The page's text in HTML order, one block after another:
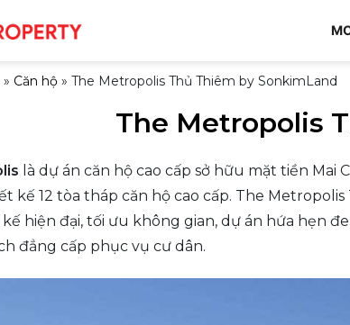
» Căn hộ » The Metropolis Thủ Thiêm by SonkimLand
The Metropolis
là dự án căn hộ cao cấp sở hữu mặt tiền
kế 12 tòa tháp căn hộ cao cấp. The
hiện đại, tối ưu không gian, dự án hứa hẹn
đẳng cấp phục vụ cư dân.